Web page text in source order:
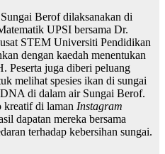
Berof dilaksanakan di
UPSI bersama Dr.
STEM Universiti Pendidikan
dengan kaedah menentukan
Peserta juga diberi peluang
melihat spesies ikan di sungai
di dalam air Sungai Berof.
kreatif di laman Instagram
dapatan mereka bersama
terhadap kebersihan sungai.